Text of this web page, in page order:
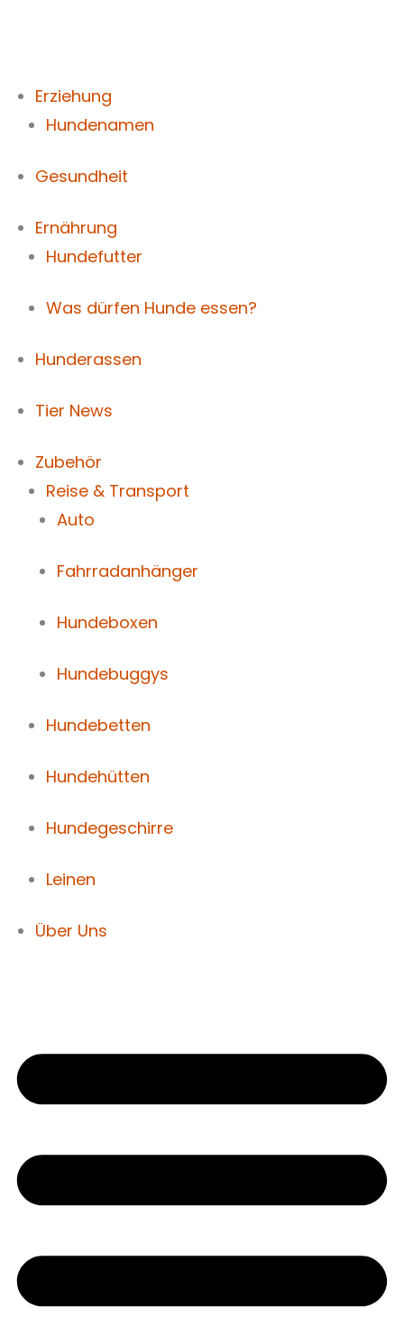
Erziehung
Hundenamen
Gesundheit
Ernährung
Hundefutter
Was dürfen Hunde essen?
Hunderassen
Tier News
Zubehör
Reise & Transport
Auto
Fahrradanhänger
Hundeboxen
Hundebuggys
Hundebetten
Hundehütten
Hundegeschirre
Leinen
Über Uns